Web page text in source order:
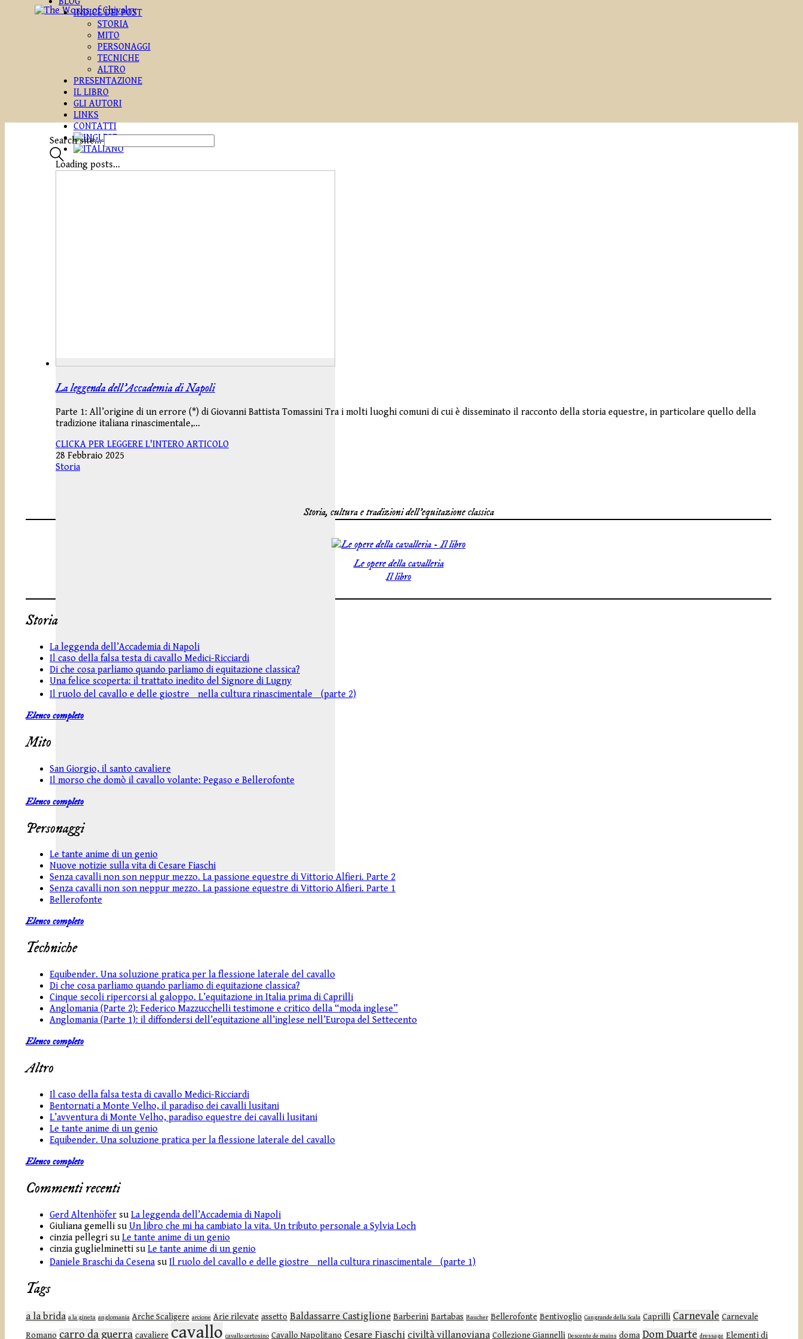
INDICE DEI POST
STORIA
MITO
PERSONAGGI
TECNICHE
ALTRO
PRESENTAZIONE
IL LIBRO
GLI AUTORI
LINKS
CONTATTI
Search site...
Loading posts...
La leggenda dell’Accademia di Napoli
Parte 1: All’origine di un errore (*) di Giovanni Battista Tomassini Tra i molti luoghi comuni di cui è disseminato il racconto della storia equestre, in particolare quello della
tradizione italiana rinascimentale,…
CLICKA PER LEGGERE L'INTERO ARTICOLO
28 Febbraio 2025
Storia
Storia, cultura e tradizioni dell'equitazione classica
Le opere della cavalleria
Il libro
Storia
La leggenda dell’Accademia di Napoli
Il caso della falsa testa di cavallo Medici-Ricciardi
Di che cosa parliamo quando parliamo di equitazione classica?
Una felice scoperta: il trattato inedito del Signore di Lugny
Il ruolo del cavallo e delle giostre nella cultura rinascimentale (parte 2)
Elenco completo
Mito
San Giorgio, il santo cavaliere
Il morso che domò il cavallo volante: Pegaso e Bellerofonte
Elenco completo
Personaggi
Le tante anime di un genio
Nuove notizie sulla vita di Cesare Fiaschi
Senza cavalli non son neppur mezzo. La passione equestre di Vittorio Alfieri. Parte 2
Senza cavalli non son neppur mezzo. La passione equestre di Vittorio Alfieri. Parte 1
Bellerofonte
Elenco completo
Techniche
Equibender. Una soluzione pratica per la flessione laterale del cavallo
Di che cosa parliamo quando parliamo di equitazione classica?
Cinque secoli ripercorsi al galoppo. L’equitazione in Italia prima di Caprilli
Anglomania (Parte 2): Federico Mazzucchelli testimone e critico della “moda inglese”
Anglomania (Parte 1): il diffondersi dell’equitazione all’inglese nell’Europa del Settecento
Elenco completo
Altro
Il caso della falsa testa di cavallo Medici-Ricciardi
Bentornati a Monte Velho, il paradiso dei cavalli lusitani
L’avventura di Monte Velho, paradiso equestre dei cavalli lusitani
Le tante anime di un genio
Equibender. Una soluzione pratica per la flessione laterale del cavallo
Elenco completo
Commenti recenti
Gerd Altenhöfer su La leggenda dell’Accademia di Napoli
Giuliana gemelli su Un libro che mi ha cambiato la vita. Un tributo personale a Sylvia Loch
cinzia pellegri su Le tante anime di un genio
cinzia guglielminetti su Le tante anime di un genio
Daniele Braschi da Cesenasu Il ruolo del cavallo e delle giostre nella cultura rinascimentale (parte 1)
Tags
a la brida a la gineta anglomania Arche Scaligere arcione Arie rilevate assetto Baldassarre Castiglione Barberini Bartabas Baucher Bellerofonte Bentivoglio Cangrande della Scala Caprilli Carnevale Carnevale
Romano carro da guerra cavaliere cavallo cavallo certosino Cavallo Napolitano Cesare Fiaschi civiltà villanoviana Collezione Giannelli Descente de mains doma Dom Duarte dressage Elementi di